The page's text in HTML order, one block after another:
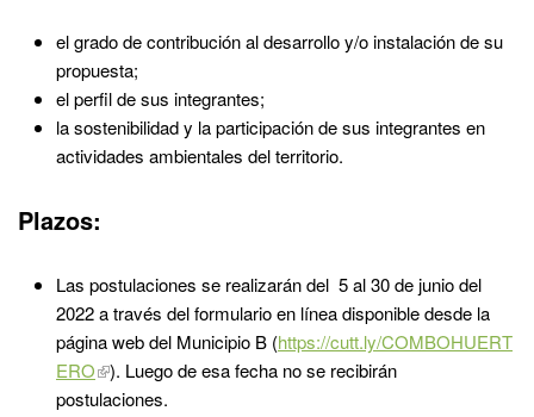
el grado de contribución al desarrollo y/o instalación de su
propuesta;
el perfil de sus integrantes;
la sostenibilidad y la participación de sus integrantes en
actividades ambientales del territorio.
Plazos:
Las postulaciones se realizarán del 5 al 30 de junio del
2022 a través del formulario en línea disponible desde la
página web del Municipio B (https://cutt.ly/COMBOHUERT
ERO
). Luego de esa fecha no se recibirán
postulaciones.